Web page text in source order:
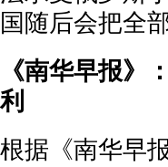
国随后会把全
《南华早报》
利
根据《南华早